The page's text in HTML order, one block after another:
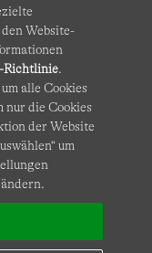
Barrierefreiheit
Es gelten die
von
Website-
Richtlinie.
alle Cookies
nur die Cookies
der Website
um